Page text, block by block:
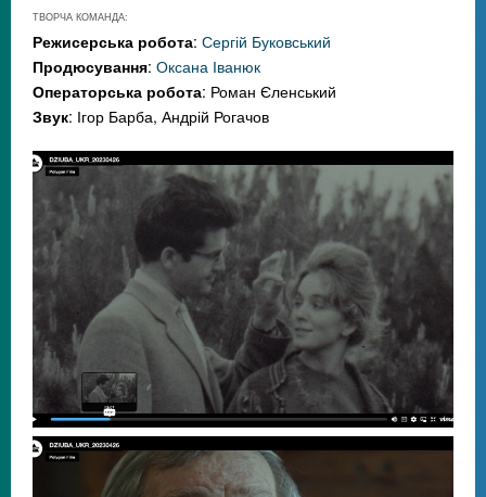
ТВОРЧА КОМАНДА:
Режисерська робота: Сергій Буковський
Продюсування: Оксана Іванюк
Операторська робота: Роман Єленський
Звук: Ігор Барба, Андрій Рогачов